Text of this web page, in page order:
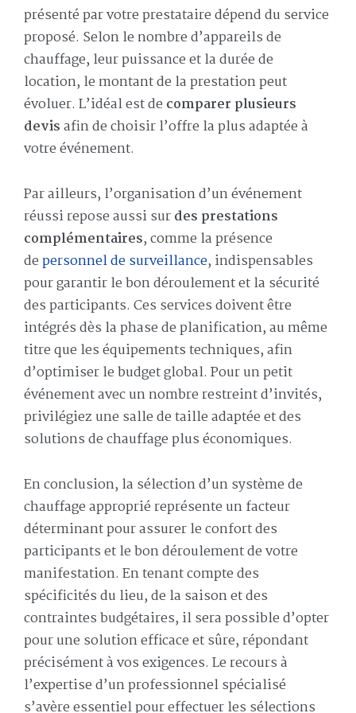
présenté par votre prestataire dépend du service
proposé. Selon le nombre d’appareils de
chauffage, leur puissance et la durée de
location, le montant de la prestation peut
évoluer. L’idéal est de comparer plusieurs
devisafin de choisir l’offre la plus adaptée à
votre événement.
Par ailleurs, l’organisation d’un événement
réussi repose aussi surdes prestations
complémentaires, comme la présence
depersonnel de surveillance, indispensables
pour garantir le bon déroulement et la sécurité
des participants. Ces services doivent être
intégrés dès la phase de planification, au même
titre que les équipements techniques, afin
d’optimiser le budget global. Pour un petit
événement avec un nombre restreint d’invités,
privilégiez une salle de taille adaptée et des
solutions de chauffage plus économiques.
En conclusion, la sélection d’un système de
chauffage approprié représente un facteur
déterminant pour assurer le confort des
participants et le bon déroulement de votre
manifestation. En tenant compte des
spécificités du lieu, de la saison et des
contraintes budgétaires, il sera possible d’opter
pour une solution efficace et sûre, répondant
précisément à vos exigences. Le recours à
l’expertise d’un professionnel spécialisé
s’avère essentiel pour effectuer les sélections